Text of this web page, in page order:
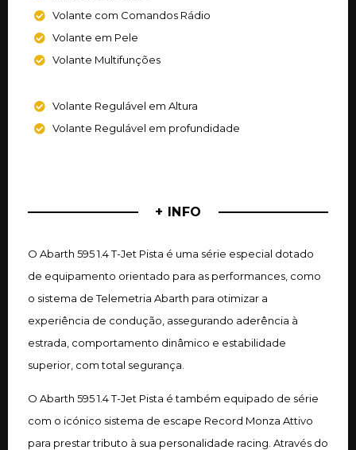
Volante com Comandos Rádio
Volante em Pele
Volante Multifunções
Volante Regulável em Altura
Volante Regulável em profundidade
+ INFO
O Abarth 595 1.4 T-Jet Pista é uma série especial dotado
de equipamento orientado para as performances, como
o sistema de Telemetria Abarth para otimizar a
experiência de condução, assegurando aderência à
estrada, comportamento dinâmico e estabilidade
superior, com total segurança.
O Abarth 595 1.4 T-Jet Pista é também equipado de série
com o icónico sistema de escape Record Monza Attivo
para prestar tributo à sua personalidade racing. Através do